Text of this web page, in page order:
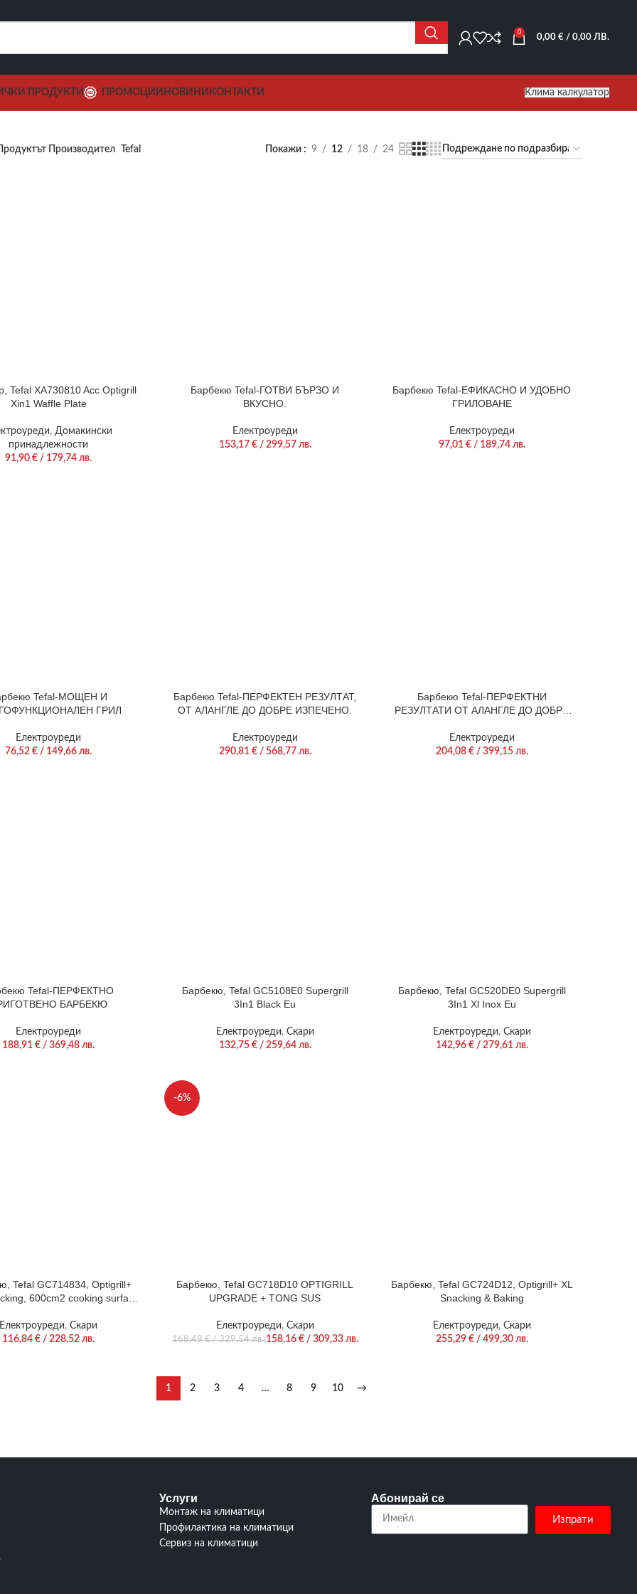
0
0,00€ / 0,00 ЛВ.
ПРОДУКТИ ПРОМОЦИИ НОВИНИ КОНТАКТИ Клима калкулатор
Производител Tefal Покажи 9 12 18 24
Tefal XA730810 Acc Optigrill
Xin1 Waffle Plate
, Домакински
принадлежности
91,90€ / 179,74 лв.
Барбекю Tefal-ГОТВИ БЪРЗО И
ВКУСНО.
Електроуреди
153,17 €/ 299,57 лв.
Барбекю Tefal-ЕФИКАСНО И УДОБНО
ГРИЛОВАНЕ
Електроуреди
97,01 €/ 189,74 лв.
Tefal-МОЩЕН И
ГРИЛ
Електроуреди
76,52€ / 149,66 лв.
Барбекю Tefal-ПЕРФЕКТЕН РЕЗУЛТАТ,
ОТ АЛАНГЛЕ ДО ДОБРЕ ИЗПЕЧЕНО.
Електроуреди
290,81 €/ 568,77 лв.
Барбекю Tefal-ПЕРФЕКТНИ
РЕЗУЛТАТИ ОТ АЛАНГЛЕ ДО ДОБРЕ
Електроуреди
204,08 €/ 399,15 лв.
Tefal-ПЕРФЕКТНО
БАРБЕКЮ
Електроуреди
188,91€ / 369,48 лв.
Барбекю, Tefal GC5108E0 Supergrill
3In1 Black Eu
Електроуреди, Скари
132,75 €/ 259,64 лв.
Барбекю, Tefal GC520DE0 Supergrill
3In1 Xl Inox Eu
Електроуреди, Скари
142,96 €/ 279,61 лв.
Tefal GC714834, Optigrill+
600cm2 cooking surface,
programs, 4 adjustable
level indicator, non-stick
Електроуреди,Скари
116,84€ / 228,52 лв.
-6%
Барбекю, Tefal GC718D10 OPTIGRILL
UPGRADE + TONG SUS
Електроуреди, Скари
168,49€/ 329,54 лв.158,16 €/ 309,33 лв.
Барбекю, Tefal GC724D12, Optigrill+ XL
Snacking & Baking
Електроуреди, Скари
255,29 €/ 499,30 лв.
1 2 3 4 … 8 9 10 →
Услуги
Монтаж на климатици
Профилактика на климатици
Сервиз на климатици
Абонирай се
Изпрати